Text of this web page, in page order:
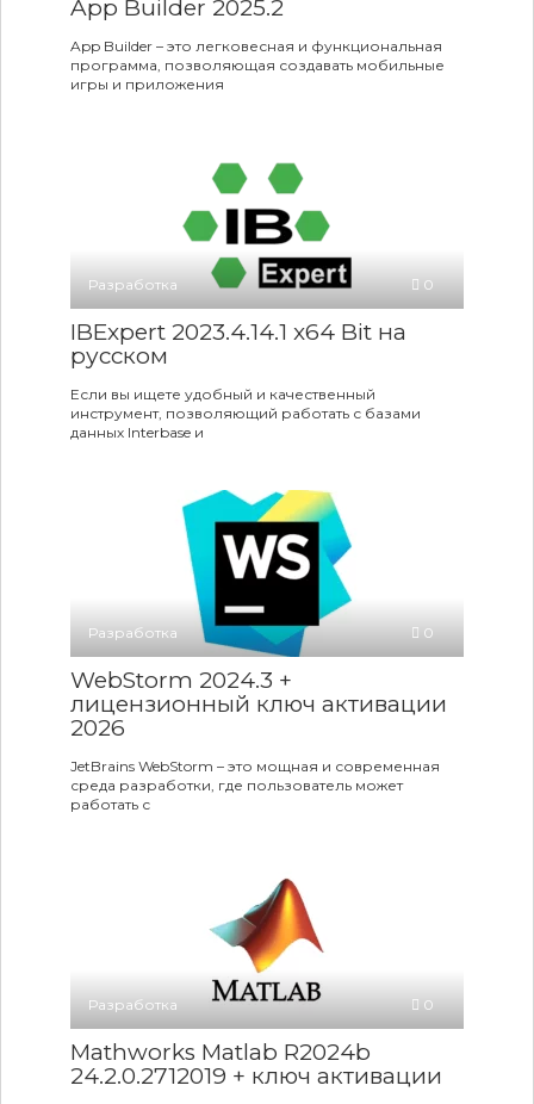
App Builder 2025.2
App Builder – это легковесная и функциональная
программа, позволяющая создавать мобильные
игры и приложения
Разработка 0
IBExpert 2023.4.14.1 x64 Bit на
русском
Если вы ищете удобный и качественный
инструмент, позволяющий работать с базами
данных Interbase и
Разработка 0
WebStorm 2024.3 +
лицензионный ключ активации
2026
JetBrains WebStorm – это мощная и современная
среда разработки, где пользователь может
работать с
Разработка 0
Mathworks Matlab R2024b
24.2.0.2712019 + ключ активации